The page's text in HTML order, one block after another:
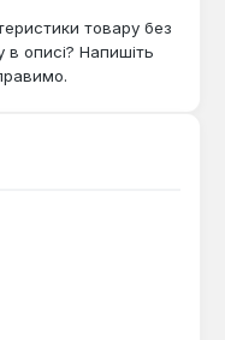
товару без
описі? Напишіть